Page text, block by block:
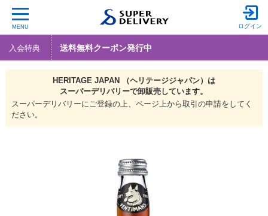
MENU ログイン
入会特典 送料無料クーポン発行中
HERITAGE JAPAN （ヘリテージジャパン）は
スーパーデリバリーで卸販売しています。
スーパーデリバリーにご登録の上、ページ上から取引の申請をしてく
ださい。